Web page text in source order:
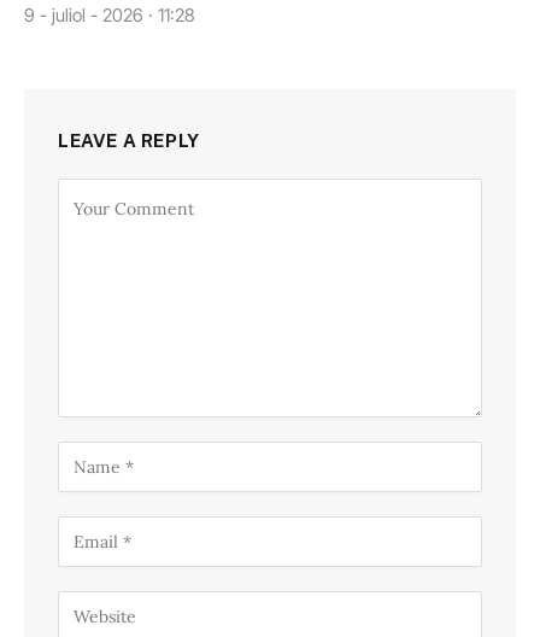
9 - juliol - 2026 · 11:28
LEAVE A REPLY